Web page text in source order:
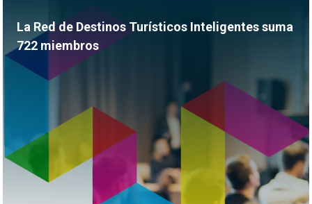
La Red de Destinos Turísticos Inteligentes suma
722 miembros